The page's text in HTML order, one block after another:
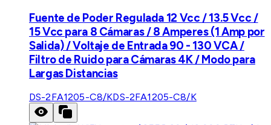
Fuente de Poder Regulada 12 Vcc / 13.5 Vcc /
15 Vcc para 8 Cámaras / 8 Amperes (1 Amp por
Salida) / Voltaje de Entrada 90 - 130 VCA /
Filtro de Ruido para Cámaras 4K / Modo para
Largas Distancias
DS-2FA1205-C8/KDS-2FA1205-C8/K